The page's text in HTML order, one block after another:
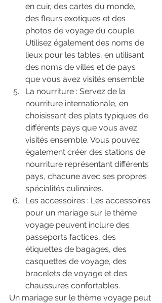
en cuir, des cartes du monde,
des fleurs exotiques et des
photos de voyage du couple.
Utilisez également des noms de
lieux pour les tables, en utilisant
des noms de villes et de pays
que vous avez visités ensemble.
La nourriture : Servez de la
nourriture internationale, en
choisissant des plats typiques de
différents pays que vous avez
visités ensemble. Vous pouvez
également créer des stations de
nourriture représentant différents
pays, chacune avec ses propres
spécialités culinaires.
Les accessoires : Les accessoires
pour un mariage sur le thème
voyage peuvent inclure des
passeports factices, des
étiquettes de bagages, des
casquettes de voyage, des
bracelets de voyage et des
chaussures confortables.
Un mariage sur le thème voyage peut